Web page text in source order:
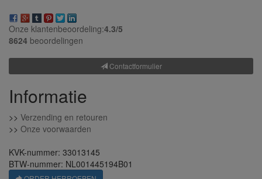
Onze klantenbeoordeling:4.3/5
8624 beoordelingen
Contactformulier
Informatie
>> Verzending en retouren
>> Onze voorwaarden
KVK-nummer: 33013145
BTW-nummer: NL001445194B01